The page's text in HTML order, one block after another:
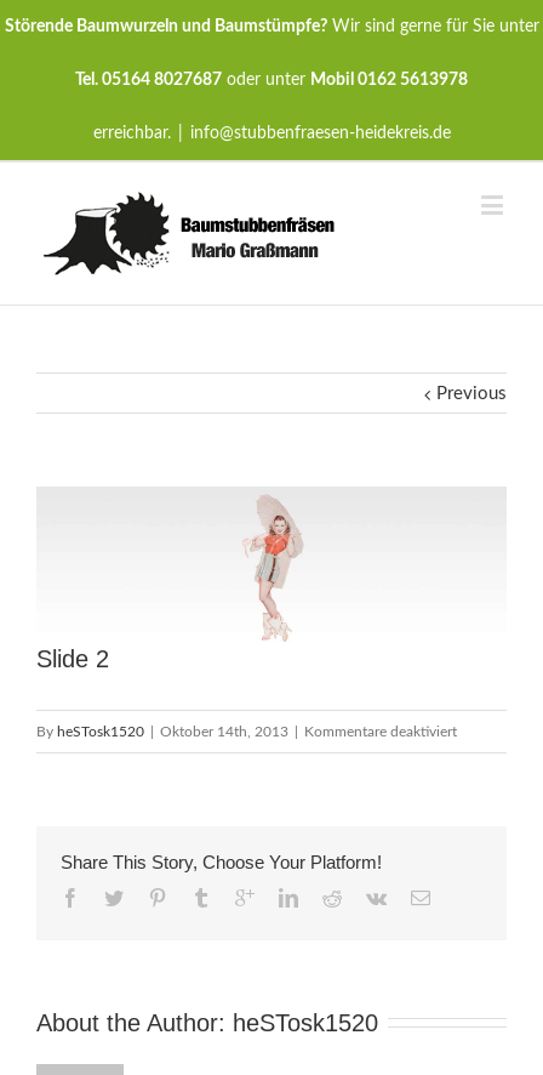
Störende Baumwurzeln und Baumstümpfe?Wir sind gerne für Sie unter
Tel. 05164 8027687 oder unter Mobil 0162 5613978
erreichbar. info@stubbenfraesen-heidekreis.de
Previous
Slide 2
By heSTosk1520 Oktober 14th, 2013 Kommentare deaktiviertfür
Share This Story, Choose Your Platform!
About the Author: heSTosk1520